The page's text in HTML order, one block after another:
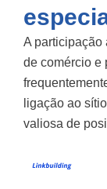
A participação
de comércio e
ligação ao
valiosa de